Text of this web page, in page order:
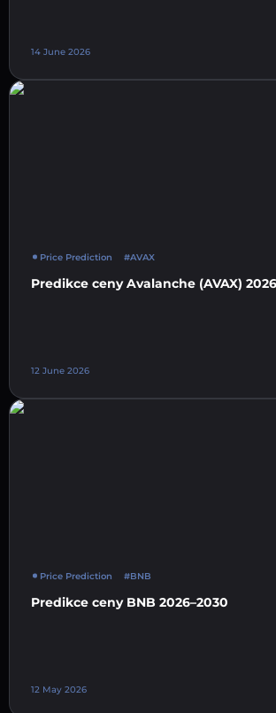
14 June 2026
Price Prediction #AVAX
Predikce ceny Avalanche (AVAX)
12 June 2026
Price Prediction #BNB
Predikce ceny BNB 2026–2030
12 May 2026